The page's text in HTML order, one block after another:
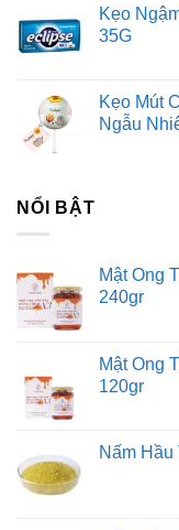
Kẹo
35G
Kẹo Mút
Ngẫu
NỔI BẬT
Mật Ong
240gr
Mật Ong
120gr
Nấm